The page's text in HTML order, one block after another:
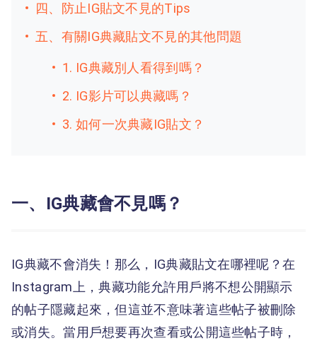
四、防止IG貼文不見的Tips
五、有關IG典藏貼文不見的其他問題
1. IG典藏別人看得到嗎？
2. IG影片可以典藏嗎？
3. 如何一次典藏IG貼文？
一、IG典藏會不見嗎？
IG典藏不會消失！那么，IG典藏貼文在哪裡呢？在
Instagram上，典藏功能允許用戶將不想公開顯示
的帖子隱藏起來，但這並不意味著這些帖子被刪除
或消失。當用戶想要再次查看或公開這些帖子時，